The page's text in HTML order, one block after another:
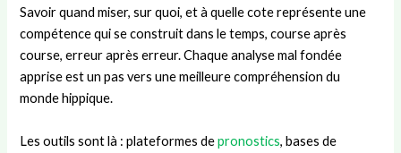
Savoir quand miser, sur quoi, et à quelle cote représente une
compétence qui se construit dans le temps, course après
course, erreur après erreur. Chaque analyse mal fondée
apprise est un pas vers une meilleure compréhension du
monde hippique.
Les outils sont là : plateformes depronostics, bases de